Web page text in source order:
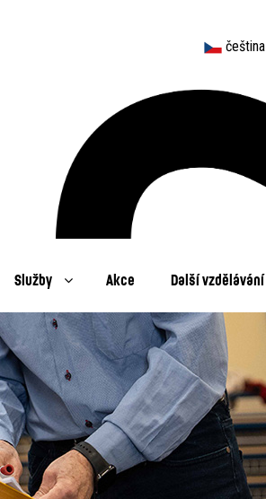
čeština
Služby Akce Další vzdělávání